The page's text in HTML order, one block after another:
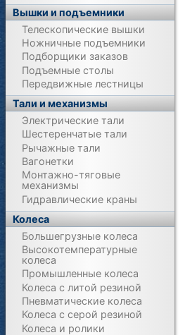
Вышки и подъемники
Телескопические вышки
Ножничные подъемники
Подборщики заказов
Подъемные столы
Передвижные лестницы
Тали и механизмы
Электрические тали
Шестеренчатые тали
Рычажные тали
Вагонетки
Монтажно-тяговые
механизмы
Гидравлические краны
Колеса
Большегрузные колеса
Высокотемпературные
колеса
Промышленные колеса
Колеса с литой резиной
Пневматические колеса
Колеса с серой резиной
Колеса и ролики